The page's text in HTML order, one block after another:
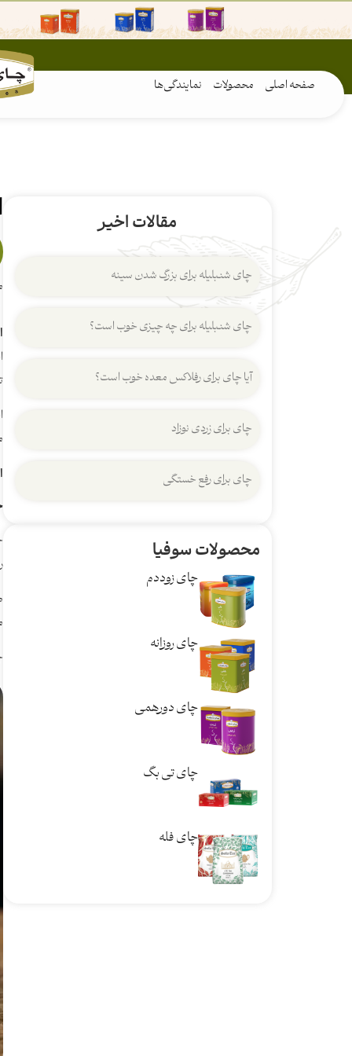
صفحه اصلی محصولات نمایندگی‌ها
مقالات اخیر
چای شنبلیله برای بزرگ شدن سینه
چای شنبلیله برای چه چیزی خوب است؟
آیا چای برای رفلاکس معده خوب است؟
چای برای زردی نوزاد
چای برای رفع خستگی
محصولات سوفیا
چای زوددم
چای روزانه
چای دورهمی
چای تی بگ
چای فله